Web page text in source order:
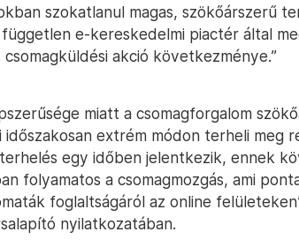
szokatlanul magas, szökőárszerű
e-kereskedelmi piactér által
akció következménye.”
miatt a csomagforgalom
extrém módon terheli meg
egy időben jelentkezik, ennek
folyamatos a csomagmozgás, ami
foglaltságáról az online
nyilatkozatában.